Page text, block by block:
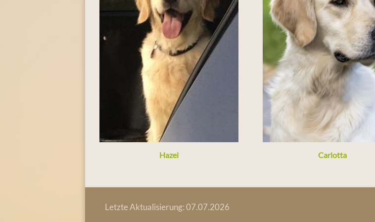
Hazel Carlotta
Letzte Aktualisierung: 07.07.2026